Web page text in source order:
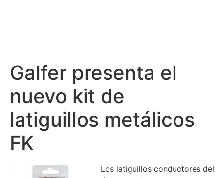
Galfer presenta el
nuevo kit de
latiguillos metálicos
FK
Los latiguillos conductores del